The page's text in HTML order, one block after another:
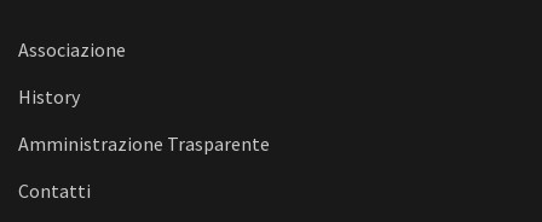
Associazione
History
Amministrazione Trasparente
Contatti